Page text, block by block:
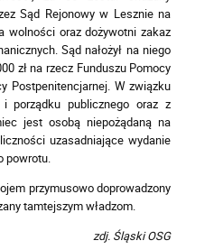
Sąd Rejonowy w Lesznie na
wolności oraz dożywotni zakaz
Sąd nałożył na niego
zł na rzecz Funduszu Pomocy
Postpenitencjarnej. W związku
porządku publicznego oraz z
jest osobą niepożądaną na
uzasadniające wydanie
powrotu.
przymusowo doprowadzony
tamtejszym władzom.
zdj. Śląski OSG